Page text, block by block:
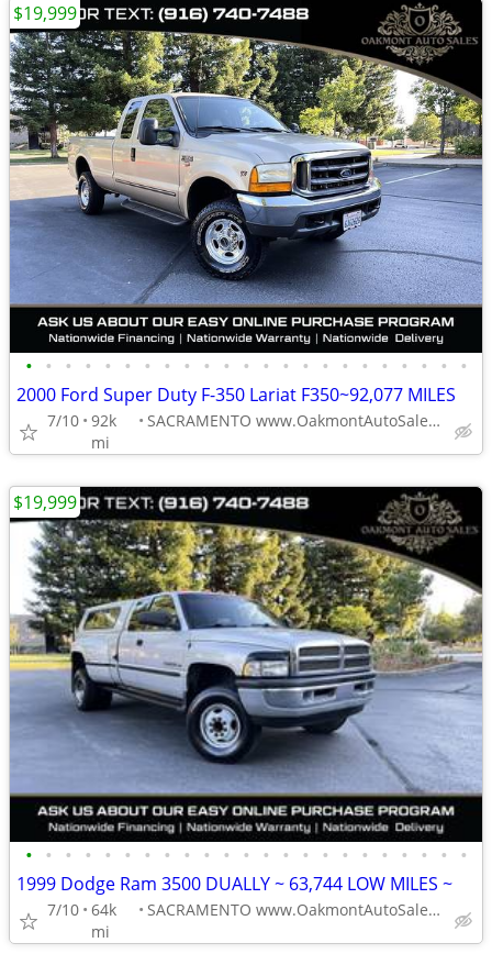
• • • • • • • • • • • • • • • • • • • • • • •
2000 Ford Super Duty F-350 Lariat F350~92,077 MILES
7/10 92k
mi
SACRAMENTO www.OakmontAutoSales.com
$19,999
• • • • • • • • • • • • • • • • • • • • • • •
1999 Dodge Ram 3500 DUALLY ~ 63,744 LOW MILES ~
7/10 64k
mi
SACRAMENTO www.OakmontAutoSales.com
$19,999